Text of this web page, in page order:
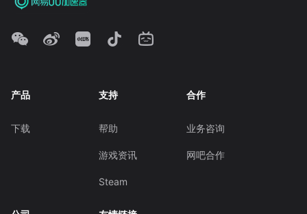
产品
下载
支持
帮助
游戏资讯
Steam
合作
业务咨询
网吧合作